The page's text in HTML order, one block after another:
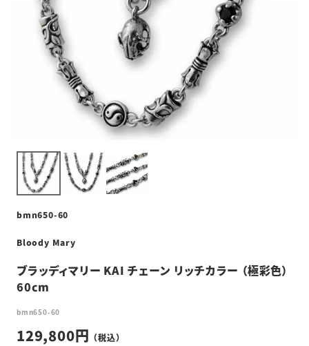
bmn650-60
Bloody Mary
ブラッディマリー KAI チェーン リッチカラー （極彩色）
60cm
bmn650-60
129,800